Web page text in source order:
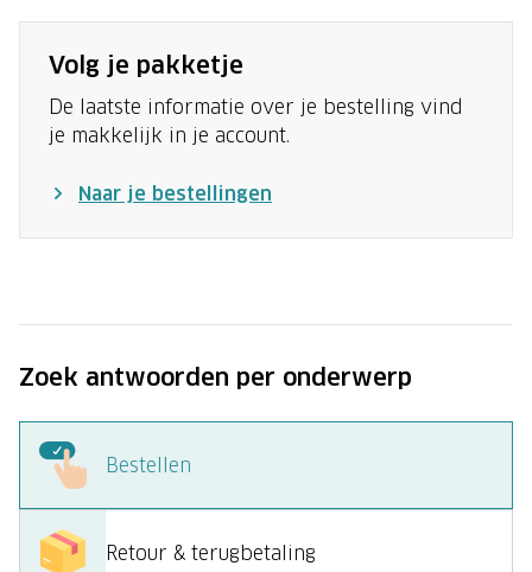
Volg je pakketje
De laatste informatie over je bestelling vind
je makkelijk in je account.
Naar je bestellingen
Zoek antwoorden per onderwerp
Bestellen
Retour & terugbetaling